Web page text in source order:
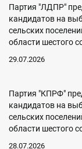
Партия "ЛДПР"
кандидатов на
сельских
области шестого
29.07.2026
Партия "КПРФ"
кандидатов на
сельских
области шестого
28.07.2026